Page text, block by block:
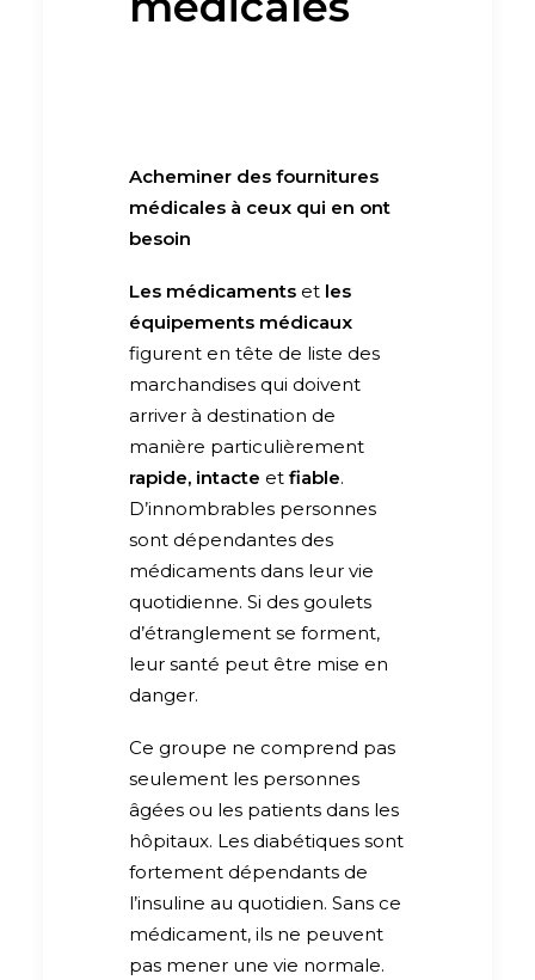
Acheminer des fournitures
médicales à ceux qui en ont
besoin
Les médicaments et les
équipements médicaux
figurent en tête de liste des
marchandises qui doivent
arriver à destination de
manière particulièrement
rapide, intacte et fiable.
D’innombrables personnes
sont dépendantes des
médicaments dans leur vie
quotidienne. Si des goulets
d’étranglement se forment,
leur santé peut être mise en
danger.
Ce groupe ne comprend pas
seulement les personnes
âgées ou les patients dans les
hôpitaux. Les diabétiques sont
fortement dépendants de
l’insuline au quotidien. Sans ce
médicament, ils ne peuvent
pas mener une vie normale.